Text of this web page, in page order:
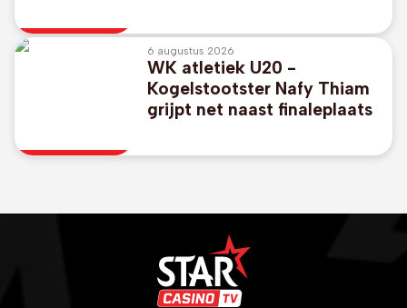
voorzitter Gianni Infantino
6 augustus 2026
WK atletiek U20 -
Kogelstootster Nafy Thiam
grijpt net naast finaleplaats